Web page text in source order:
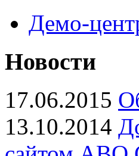
Демо-
Новости
17.06.2015
13.10.2014